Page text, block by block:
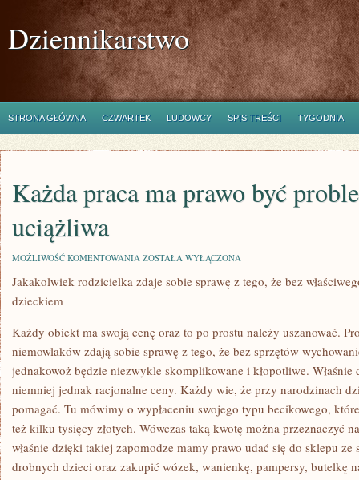
Dziennikarstwo
STRONA GŁÓWNA CZWARTEK LUDOWCY SPIS TREŚCI TYGODNIA
Każda praca ma prawo być
uciążliwa
MOŻLIWOŚĆ KOMENTOWANIA KAŻDA
MA
PRAWO
ORAZ
UCIĄŻLIWA
ZOSTAŁA WYŁĄCZONA
Jakakolwiek rodzicielka zdaje sobie sprawę z tego, że bez
dzieckiem
Każdy obiekt ma swoją cenę oraz to po prostu należy uszanować.
niemowlaków zdają sobie sprawę z tego, że bez sprzętów
jednakowoż będzie niezwykle skomplikowane i kłopotliwe. Właśnie
niemniej jednak racjonalne ceny. Każdy wie, że przy narodzinach
pomagać. Tu mówimy o wypłaceniu swojego typu becikowego,
też kilku tysięcy złotych. Wówczas taką kwotę można przeznaczyć
właśnie dzięki takiej zapomodze mamy prawo udać się do sklepu
drobnych dzieci oraz zakupić wózek, wanienkę, pampersy, butelkę